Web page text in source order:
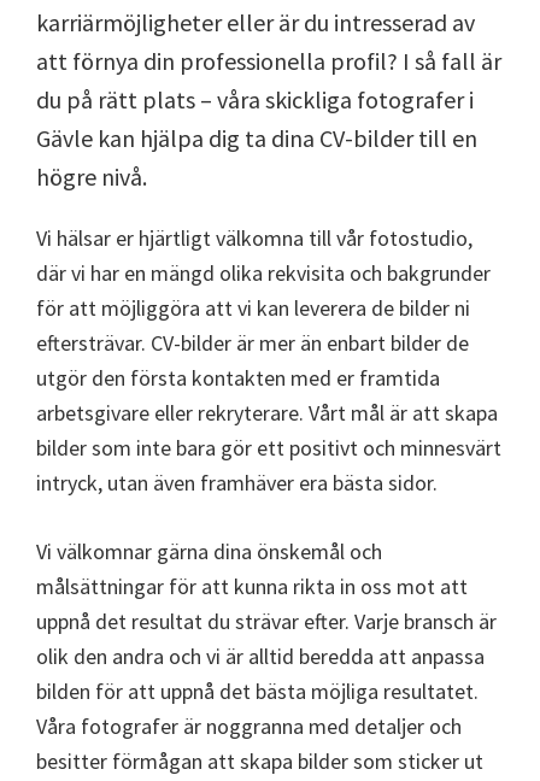
karriärmöjligheter eller är du intresserad av
att förnya din professionella profil? I så fall är
du på rätt plats – våra skickliga fotografer i
Gävle kan hjälpa dig ta dina CV-bilder till en
högre nivå.
Vi hälsar er hjärtligt välkomna till vår fotostudio,
där vi har en mängd olika rekvisita och bakgrunder
för att möjliggöra att vi kan leverera de bilder ni
eftersträvar. CV-bilder är mer än enbart bilder de
utgör den första kontakten med er framtida
arbetsgivare eller rekryterare. Vårt mål är att skapa
bilder som inte bara gör ett positivt och minnesvärt
intryck, utan även framhäver era bästa sidor.
Vi välkomnar gärna dina önskemål och
målsättningar för att kunna rikta in oss mot att
uppnå det resultat du strävar efter. Varje bransch är
olik den andra och vi är alltid beredda att anpassa
bilden för att uppnå det bästa möjliga resultatet.
Våra fotografer är noggranna med detaljer och
besitter förmågan att skapa bilder som sticker ut